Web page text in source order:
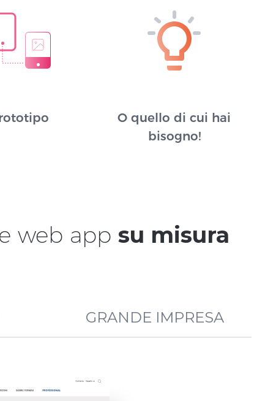
O quello di cui hai
bisogno!
web app su misura
GRANDE IMPRESA